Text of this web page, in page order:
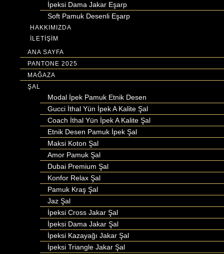
İpeksi Dama Jakar Eşarp
Soft Pamuk Desenli Eşarp
HAKKIMIZDA
İLETİŞİM
ANA SAYFA
PANTONE 2025
MAĞAZA
ŞAL
Modal İpek Pamuk Etnik Desen
Gucci İthal Yün İpek A Kalite Şal
Coach İthal Yün İpek A Kalite Şal
Etnik Desen Pamuk İpek Şal
Maksi Koton Şal
Amor Pamuk Şal
Dubai Premium Şal
Konfor Relax Şal
Pamuk Kraş Şal
Jaz Şal
İpeksi Cross Jakar Şal
İpeksi Dama Jakar Şal
İpeksi Kazayağı Jakar Şal
İpeksi Triangle Jakar Şal